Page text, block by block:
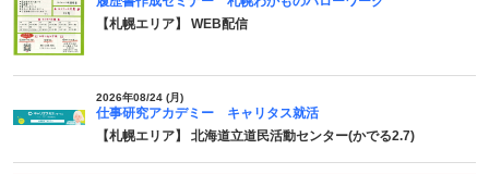
【札幌エリア】 WEB配信
2026年08/24 (月)
仕事研究アカデミー キャリタス就活
【札幌エリア】 北海道立道民活動センター(かでる2.7)